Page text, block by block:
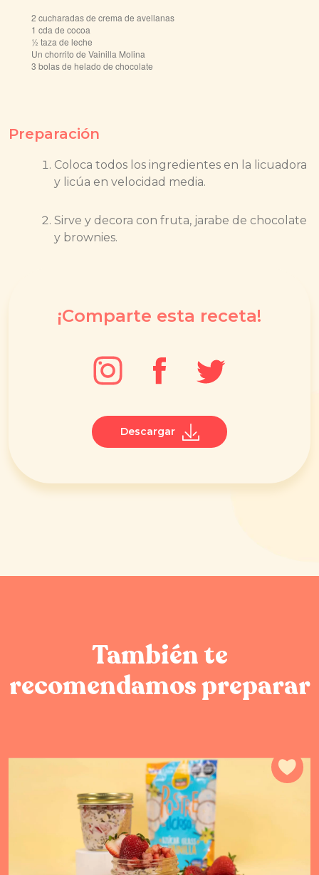
2 cucharadas de crema de avellanas
1 cda de cocoa
½ taza de leche
Un chorrito de Vainilla Molina
3 bolas de helado de chocolate
Preparación
Coloca todos los ingredientes en la licuadora
y licúa en velocidad media.
Sirve y decora con fruta, jarabe de chocolate
y brownies.
¡Comparte esta receta!
Descargar
También te
recomendamos preparar